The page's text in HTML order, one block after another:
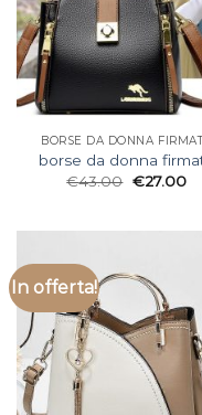
BORSE DA DONNA
borse da donna
€43.00 €27.00
In offerta!